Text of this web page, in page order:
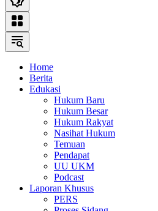
Home
Berita
Edukasi
Hukum Baru
Hukum Besar
Hukum Rakyat
Nasihat Hukum
Temuan
Pendapat
UU UKM
Podcast
Laporan Khusus
PERS